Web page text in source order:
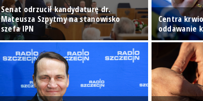
Senat odrzucił kandydaturę dr.
Mateusza Szpytmy na stanowisko
szefa IPN
Centra
oddawanie